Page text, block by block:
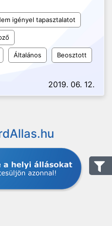
igényel tapasztalatot
Általános Beosztott
2019. 06. 12.